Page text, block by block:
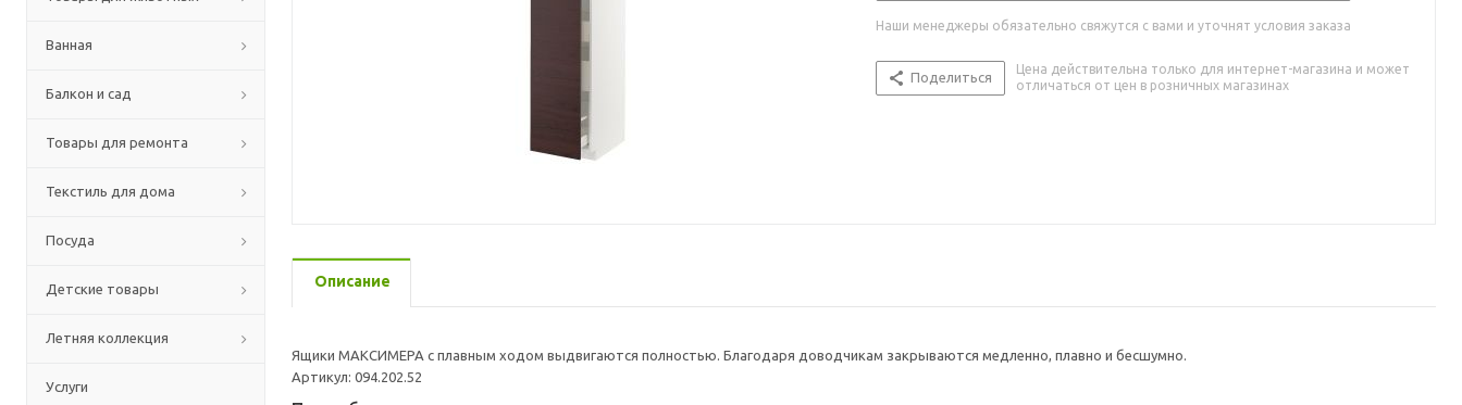
Ванная
Балкон и сад
Товары для ремонта
Текстиль для дома
Посуда
Детские товары
Летняя коллекция
Услуги
Наши менеджеры обязательно свяжутся с вами и уточнят условия заказа
Поделиться
Цена действительна только для интернет-магазина и может
отличаться от цен в розничных магазинах
Описание
Ящики МАКСИМЕРА с плавным ходом выдвигаются полностью. Благодаря доводчикам закрываются медленно, плавно и бесшумно.
Артикул: 094.202.52